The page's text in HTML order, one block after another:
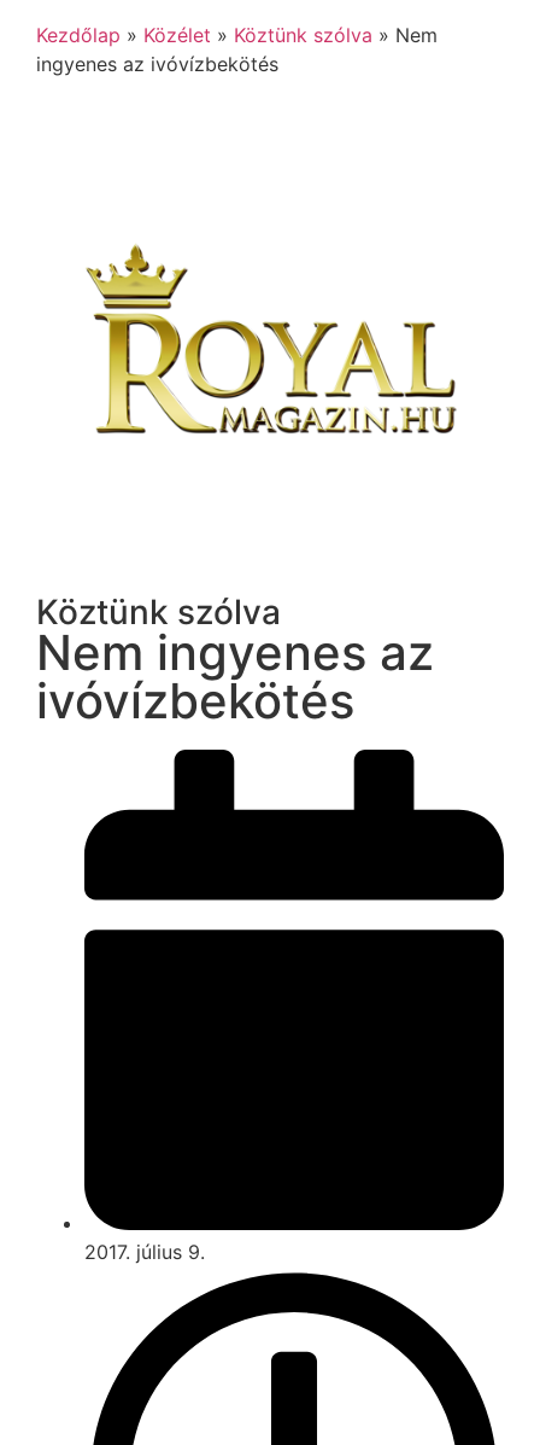
Kezdőlap » Közélet » Köztünk szólva » Nem
ingyenes az ivóvízbekötés
Köztünk szólva
Nem ingyenes az
ivóvízbekötés
2017. július 9.